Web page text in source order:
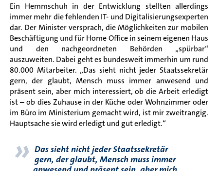
Ein Hemmschuh in der Entwicklung stellten allerdings
immer mehr die fehlenden IT- und Digitalisierungsexperten
dar. Der Minister versprach, die Möglichkeiten zur mobilen
Beschäftigung und für Home Office in seinem eigenen Haus
und den nachgeordneten Behörden „spürbar“
auszuweiten. Dabei geht es bundesweit immerhin um rund
80.000 Mitarbeiter. „Das sieht nicht jeder Staatssekretär
gern, der glaubt, Mensch muss immer anwesend und
präsent sein, aber mich interessiert, ob die Arbeit erledigt
ist – ob dies Zuhause in der Küche oder Wohnzimmer oder
im Büro im Ministerium gemacht wird, ist mir zweitrangig.
Hauptsache sie wird erledigt und gut erledigt.“
» Das sieht nicht jeder Staatssekretär
gern, der glaubt, Mensch muss immer